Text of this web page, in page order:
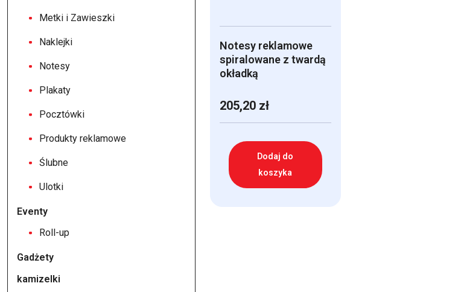
Metki i Zawieszki
Naklejki
Notesy
Plakaty
Pocztówki
Produkty reklamowe
Ślubne
Ulotki
Eventy
Roll-up
Gadżety
kamizelki
Notesy reklamowe
spiralowane z twardą
okładką
205,20 zł
Dodaj do
koszyka